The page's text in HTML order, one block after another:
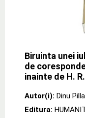
Biruinta unei
de
inainte de H.
Autor(i): Dinu
Editura: